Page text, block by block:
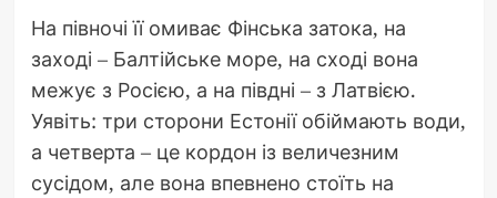
На півночі її омиває Фінська затока, на
заході – Балтійське море, на сході вона
межує з Росією, а на півдні – з Латвією.
Уявіть: три сторони Естонії обіймають води,
а четверта – це кордон із величезним
сусідом, але вона впевнено стоїть на